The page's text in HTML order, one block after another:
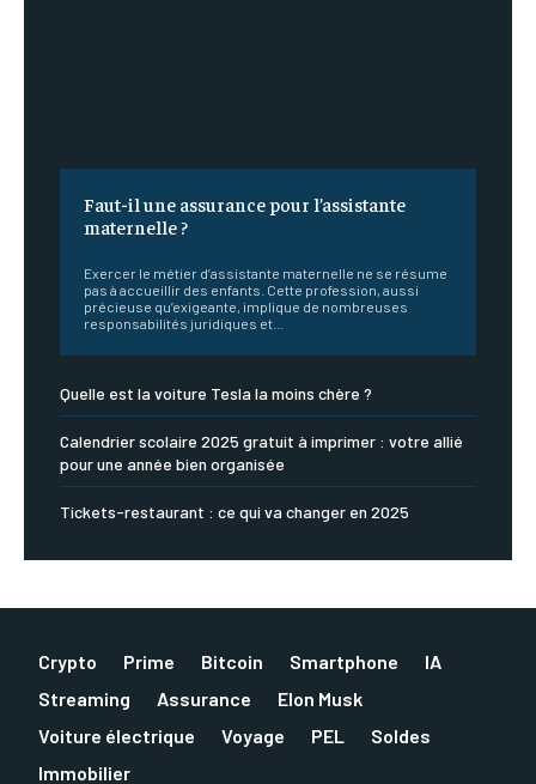
Faut-il une assurance pour l’assistante
maternelle ?
Exercer le métier d’assistante maternelle ne se résume
pas à accueillir des enfants. Cette profession, aussi
précieuse qu’exigeante, implique de nombreuses
responsabilités juridiques et...
Quelle est la voiture Tesla la moins chère ?
Calendrier scolaire 2025 gratuit à imprimer : votre allié
pour une année bien organisée
Tickets-restaurant : ce qui va changer en 2025
Crypto Prime Bitcoin Smartphone
IA
Streaming
Assurance
Elon Musk
Voiture électrique
Voyage PEL
Soldes
Immobilier